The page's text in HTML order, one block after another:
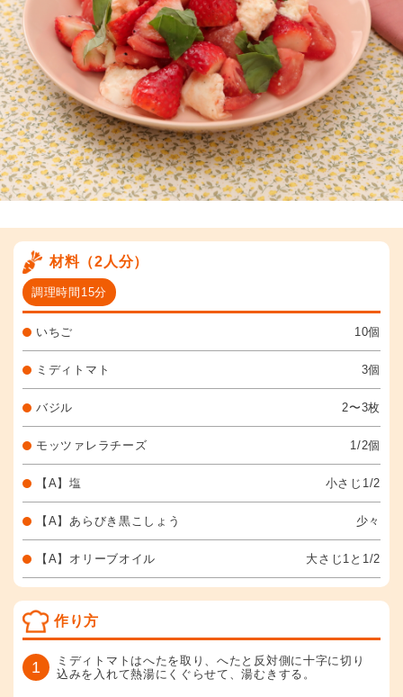
材料（2人分）
調理時間15分
いちご 10個
ミディトマト 3個
バジル 2〜3枚
モッツァレラチーズ 1/2個
【A】塩 小さじ1/2
【A】あらびき黒こしょう 少々
【A】オリーブオイル 大さじ1と1/2
作り方
1
ミディトマトはへたを取り、へたと反対側に十字に切り
込みを入れて熱湯にくぐらせて、湯むきする。